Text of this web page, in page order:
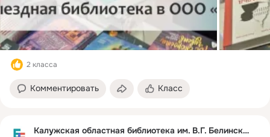
2 класса
Комментировать Класс
Калужская областная библиотека им. В.Г. Белинского